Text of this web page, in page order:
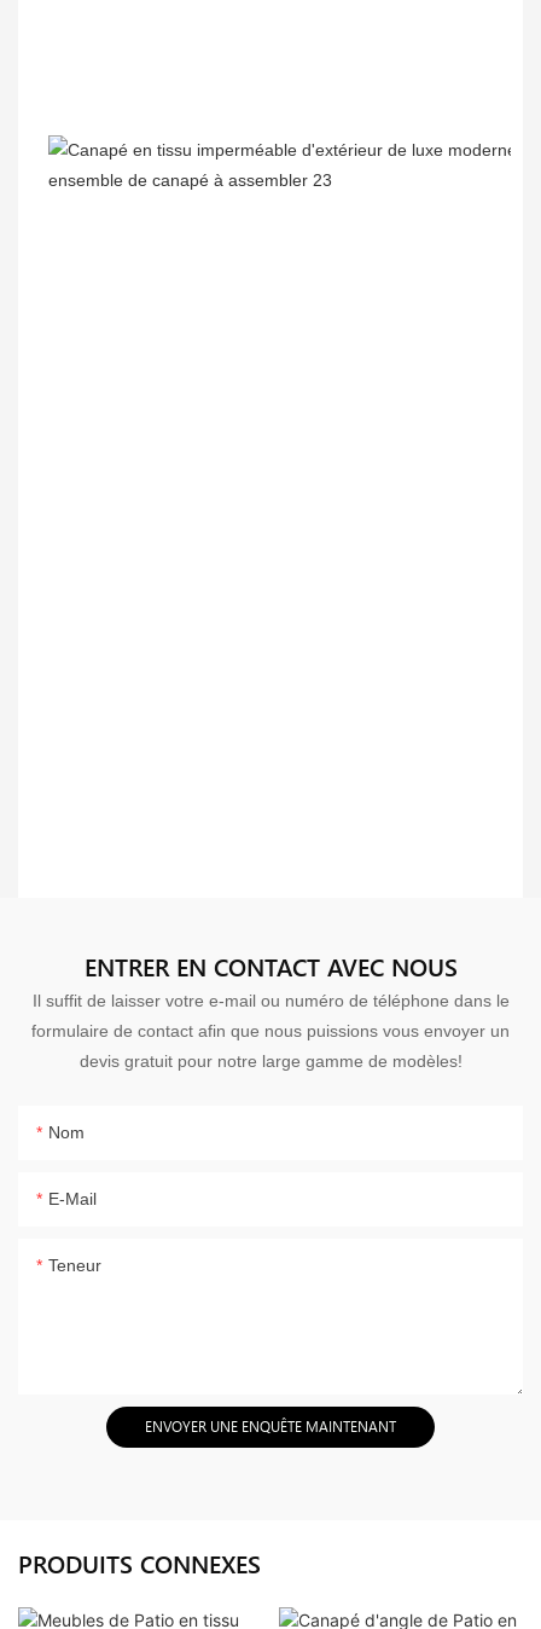
ENTRER EN CONTACT AVEC NOUS
Il suffit de laisser votre e-mail ou numéro de téléphone dans le
formulaire de contact afin que nous puissions vous envoyer un
devis gratuit pour notre large gamme de modèles!
Nom
E-Mail
Teneur
ENVOYER UNE ENQUÊTE MAINTENANT
PRODUITS CONNEXES